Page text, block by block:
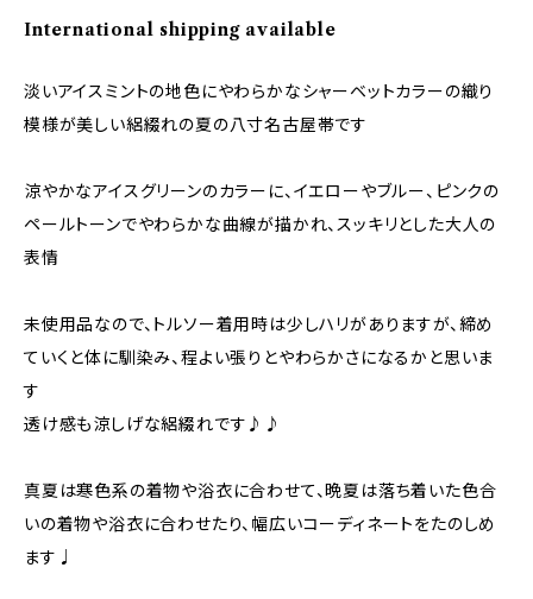
International shipping available
淡いアイスミントの地色にやわらかなシャーベットカラーの織り
模様が美しい絽綴れの夏の八寸名古屋帯です
涼やかなアイスグリーンのカラーに、イエローやブルー、ピンクの
ペールトーンでやわらかな曲線が描かれ、スッキリとした大人の
表情
未使用品なので、トルソー着用時は少しハリがありますが、締め
ていくと体に馴染み、程よい張りとやわらかさになるかと思いま
す
透け感も涼しげな絽綴れです♪♪
真夏は寒色系の着物や浴衣に合わせて、晩夏は落ち着いた色合
いの着物や浴衣に合わせたり、幅広いコーディネートをたのしめ
ます♩